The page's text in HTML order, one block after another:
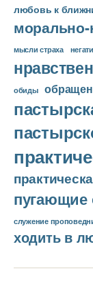
любовь к
морально-
мысли страха
обиды
пугающие
служение
ходить в